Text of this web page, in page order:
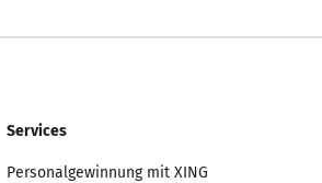
Services
Personalgewinnung mit XING